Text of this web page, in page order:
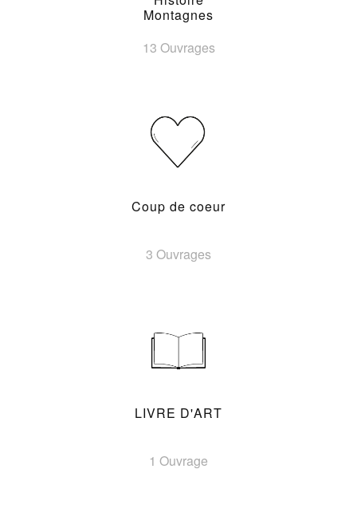
Montagnes
13 Ouvrages
Coup de coeur
3 Ouvrages
LIVRE D'ART
1 Ouvrage